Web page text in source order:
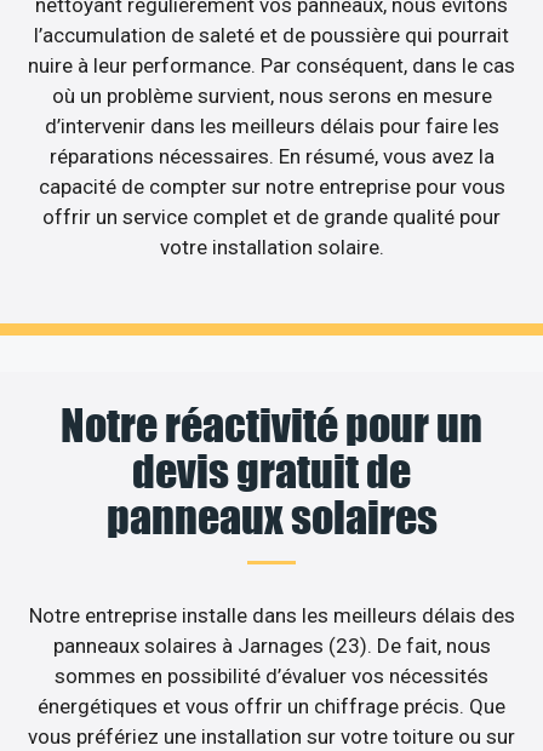
l’accumulation de saleté et de poussière qui pourrait
nuire à leur performance. Par conséquent, dans le cas
où un problème survient, nous serons en mesure
d’intervenir dans les meilleurs délais pour faire les
réparations nécessaires. En résumé, vous avez la
capacité de compter sur notre entreprise pour vous
offrir un service complet et de grande qualité pour
votre installation solaire.
Notre réactivité pour un
devis gratuit de
panneaux solaires
Notre entreprise installe dans les meilleurs délais des
panneaux solaires à Jarnages (23). De fait, nous
sommes en possibilité d’évaluer vos nécessités
énergétiques et vous offrir un chiffrage précis. Que
vous préfériez une installation sur votre toiture ou sur